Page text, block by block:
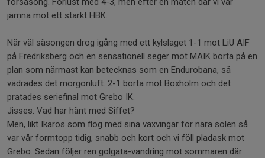
jämna mot ett starkt HBK.
När väl säsongen drog igång med ett kylslaget 1-1 mot LiU AIF
på Fredriksberg och en sensationell seger mot MAIK borta på en
plan som närmast kan betecknas som en Endurobana, så
vädrades det morgonluft. 2-1 borta mot Boxholm och det
pratades seriefinal mot Grebo IK.
Jisses. Vad har hänt med Siffet?
Men, likt Ikaros som flög med sina vaxvingar för nära solen så
var vår formtopp tidig, snabb och kort och vi föll pladask mot
Grebo. Sedan följer ren golgata-vandring mot sommaren där